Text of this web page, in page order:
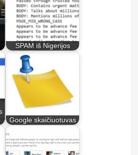
SPAM iš Nigerijos
Google skaičiuotuvas